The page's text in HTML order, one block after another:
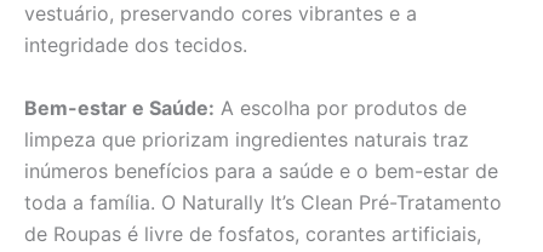
vestuário, preservando cores vibrantes e a
integridade dos tecidos.
Bem-estar e Saúde: A escolha por produtos de
limpeza que priorizam ingredientes naturais traz
inúmeros benefícios para a saúde e o bem-estar de
toda a família. O Naturally It’s Clean Pré-Tratamento
de Roupas é livre de fosfatos, corantes artificiais,